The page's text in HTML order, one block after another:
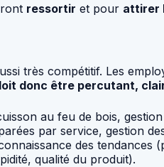
ressortir et pour attirer
très compétitif. Les
donc être percutant,
au feu de bois,
par service, gestion
des tendances
qualité du produit).